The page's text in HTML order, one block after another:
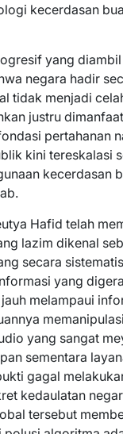
kecerdasan
yang
negara hadir
tidak menjadi
justru
pertahanan
kini tereskalasi
kecerdasan
Hafid telah
lazim dikenal
secara
yang
melampaui
yang sangat
sementara
gagal
kedaulatan
tersebut